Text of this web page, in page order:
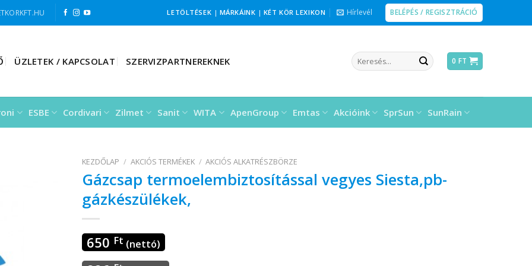
LETÖLTÉSEK | MÁRKÁINK | KÉT KÖR LEXIKON Hírlevél BELÉPÉS / REGISZTRÁCIÓ
ÜZLETEK / KAPCSOLAT SZERVIZPARTNEREKNEK
Keresés
a
0 FT
ESBE Cordivari Zilmet Sanit WITA ApenGroup Emtas Akcióink SprSun SunRain
KEZDŐLAP / AKCIÓS TERMÉKEK / AKCIÓS ALKATRÉSZBÖRZE
Gázcsap termoelembiztosítással vegyes Siesta,pb-
gázkészülékek,
650 Ft (nettó)